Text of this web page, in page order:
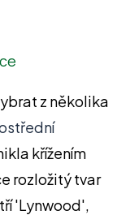
z několika
křížením
rozložitý tvar
'Lynwood',